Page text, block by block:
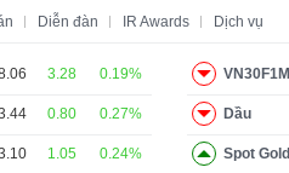
Diễn đàn IR Awards Dịch vụ
3.28 0.19%
0.80 0.27%
1.05 0.24%
VN30F1M
Dầu
Spot Gold
Báo cáo phân tích